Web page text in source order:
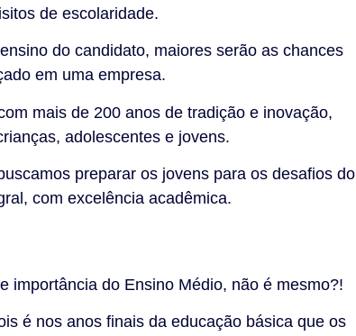
de escolaridade.
do candidato, maiores serão as chances
em uma empresa.
mais de 200 anos de tradição e inovação,
adolescentes e jovens.
preparar os jovens para os desafios do
com excelência acadêmica.
importância do Ensino Médio, não é mesmo?!
é nos anos finais da educação básica que os